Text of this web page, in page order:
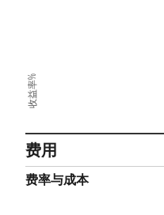
收益率%
费用
费率与成本